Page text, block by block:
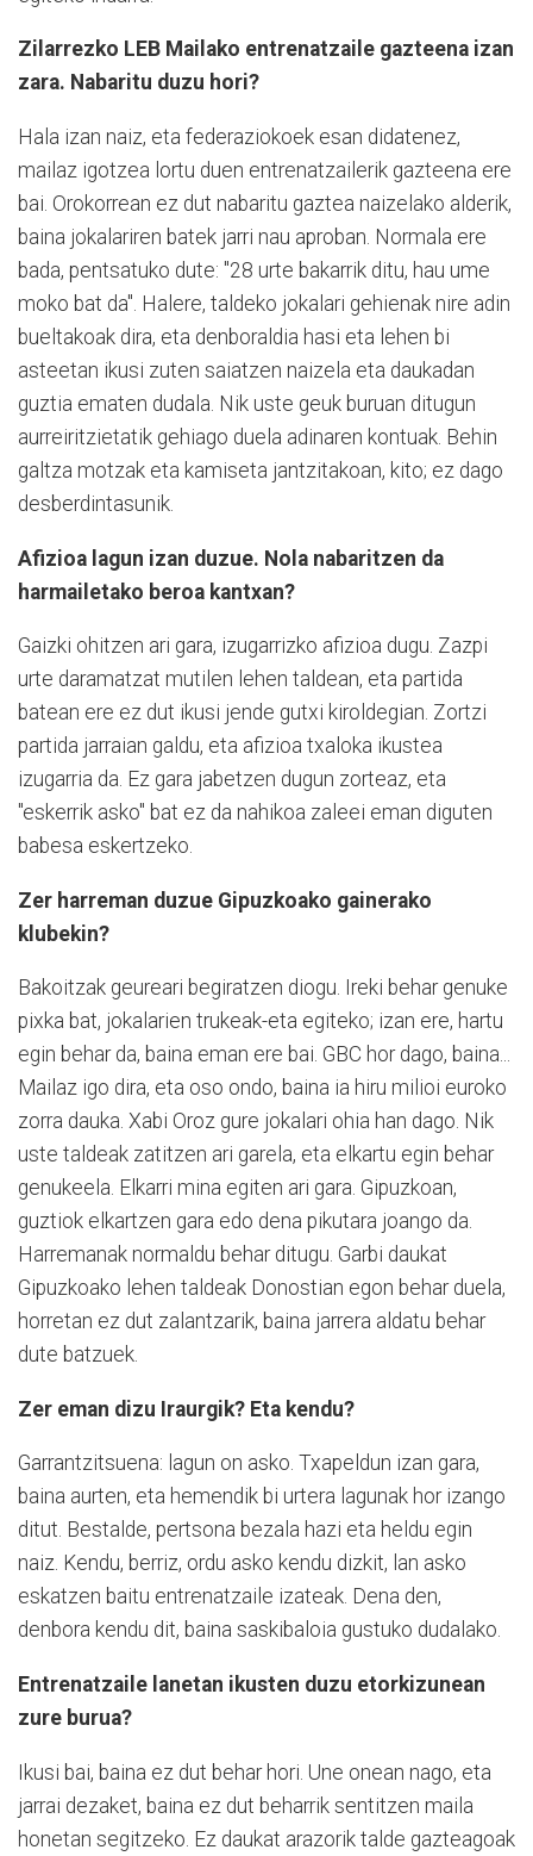
Zilarrezko LEB Mailako entrenatzaile gazteena izan
zara. Nabaritu duzu hori?
Hala izan naiz, eta federaziokoek esan didatenez,
mailaz igotzea lortu duen entrenatzailerik gazteena ere
bai. Orokorrean ez dut nabaritu gaztea naizelako alderik,
baina jokalariren batek jarri nau aproban. Normala ere
bada, pentsatuko dute: "28 urte bakarrik ditu, hau ume
moko bat da". Halere, taldeko jokalari gehienak nire adin
bueltakoak dira, eta denboraldia hasi eta lehen bi
asteetan ikusi zuten saiatzen naizela eta daukadan
guztia ematen dudala. Nik uste geuk buruan ditugun
aurreiritzietatik gehiago duela adinaren kontuak. Behin
galtza motzak eta kamiseta jantzitakoan, kito; ez dago
desberdintasunik.
Afizioa lagun izan duzue. Nola nabaritzen da
harmailetako beroa kantxan?
Gaizki ohitzen ari gara, izugarrizko afizioa dugu. Zazpi
urte daramatzat mutilen lehen taldean, eta partida
batean ere ez dut ikusi jende gutxi kiroldegian. Zortzi
partida jarraian galdu, eta afizioa txaloka ikustea
izugarria da. Ez gara jabetzen dugun zorteaz, eta
"eskerrik asko" bat ez da nahikoa zaleei eman diguten
babesa eskertzeko.
Zer harreman duzue Gipuzkoako gainerako
klubekin?
Bakoitzak geureari begiratzen diogu. Ireki behar genuke
pixka bat, jokalarien trukeak-eta egiteko; izan ere, hartu
egin behar da, baina eman ere bai. GBC hor dago, baina...
Mailaz igo dira, eta oso ondo, baina ia hiru milioi euroko
zorra dauka. Xabi Oroz gure jokalari ohia han dago. Nik
uste taldeak zatitzen ari garela, eta elkartu egin behar
genukeela. Elkarri mina egiten ari gara. Gipuzkoan,
guztiok elkartzen gara edo dena pikutara joango da.
Harremanak normaldu behar ditugu. Garbi daukat
Gipuzkoako lehen taldeak Donostian egon behar duela,
horretan ez dut zalantzarik, baina jarrera aldatu behar
dute batzuek.
Zer eman dizu Iraurgik? Eta kendu?
Garrantzitsuena: lagun on asko. Txapeldun izan gara,
baina aurten, eta hemendik bi urtera lagunak hor izango
ditut. Bestalde, pertsona bezala hazi eta heldu egin
naiz. Kendu, berriz, ordu asko kendu dizkit, lan asko
eskatzen baitu entrenatzaile izateak. Dena den,
denbora kendu dit, baina saskibaloia gustuko dudalako.
Entrenatzaile lanetan ikusten duzu etorkizunean
zure burua?
Ikusi bai, baina ez dut behar hori. Une onean nago, eta
jarrai dezaket, baina ez dut beharrik sentitzen maila
honetan segitzeko. Ez daukat arazorik talde gazteagoak